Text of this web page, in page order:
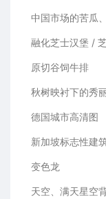
中国市场的苦瓜
融化芝士汉堡 /
原切谷饲牛排
秋树映衬下的秀
德国城市高清图
新加坡标志性建
变色龙
天空、满天星空